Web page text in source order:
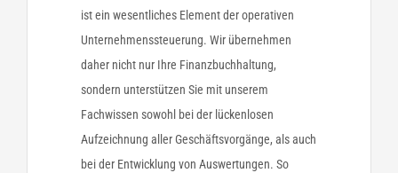
ist ein wesentliches Element der operativen
Unternehmenssteuerung. Wir übernehmen
daher nicht nur Ihre Finanzbuchhaltung,
sondern unterstützen Sie mit unserem
Fachwissen sowohl bei der lückenlosen
Aufzeichnung aller Geschäftsvorgänge, als auch
bei der Entwicklung von Auswertungen. So